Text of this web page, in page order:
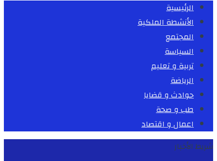
الرئيسية
الأنشطة الملكية
المجتمع
السياسة
تربية و تعليم
الرياضة
حوادث و قضايا
طب و صحة
اعمال و اقتصاد
شريط الأخبار